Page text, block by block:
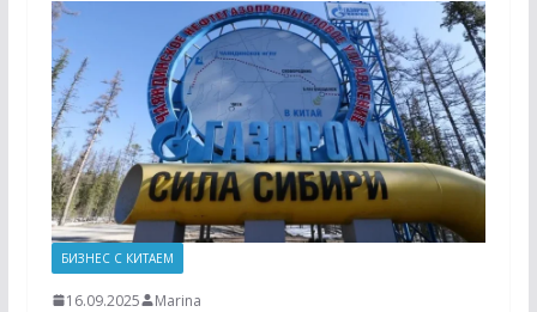
БИЗНЕС С КИТАЕМ
16.09.2025 Marina